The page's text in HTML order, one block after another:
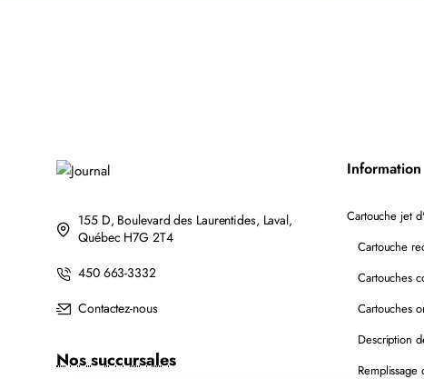
155 D, Boulevard des Laurentides, Laval,
Québec H7G 2T4
450 663-3332
Contactez-nous
Nos succursales
Information
Cartouche jet
Cartouche
Cartouches
Cartouches
Description
Remplissage